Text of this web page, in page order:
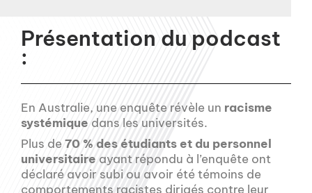
Présentation du podcast
:
En Australie, une enquête révèle un racisme
systémique dans les universités.
Plus de 70 % des étudiants et du personnel
universitaire ayant répondu à l’enquête ont
déclaré avoir subi ou avoir été témoins de
comportements racistes dirigés contre leur